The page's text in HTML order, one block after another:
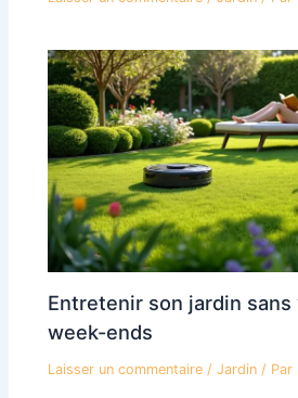
Entretenir son jardin sans
week-ends
Laisser un commentaire /Jardin / Par